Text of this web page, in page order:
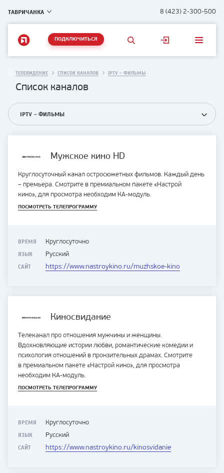
ТАВРИЧАНКА 8 (423) 2-300-500
ПОДКЛЮЧИТЬСЯ
ТЕЛЕВИДЕНИЕ СПИСОК КАНАЛОВ IPTV - ФИЛЬМЫ
Список каналов
IPTV - ФИЛЬМЫ
Мужское кино HD
Круглосуточный канал остросюжетных фильмов. Каждый день
– премьера. Смотрите в премиальном пакете «Настрой
кино», для просмотра необходим КА-модуль.
ПОСМОТРЕТЬ ТЕЛЕПРОГРАММУ
ВРЕМЯ Круглосуточно
ЯЗЫК Русский
САЙТ https://www.nastroykino.ru/muzhskoe-kino
Киносвидание
Телеканал про отношения мужчины и женщины.
Вдохновляющие истории любви, романтические комедии и
психология отношений в пронзительных драмах. Смотрите
в премиальном пакете «Настрой кино», для просмотра
необходим КА-модуль.
ПОСМОТРЕТЬ ТЕЛЕПРОГРАММУ
ВРЕМЯ Круглосуточно
ЯЗЫК Русский
САЙТ https://www.nastroykino.ru/kinosvidanie